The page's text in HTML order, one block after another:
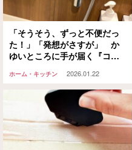
「そうそう、ずっと不便だっ
た！」「発想がさすが」 か
ゆいところに手が届く『コ
ホーム・キッチン 2026.01.22